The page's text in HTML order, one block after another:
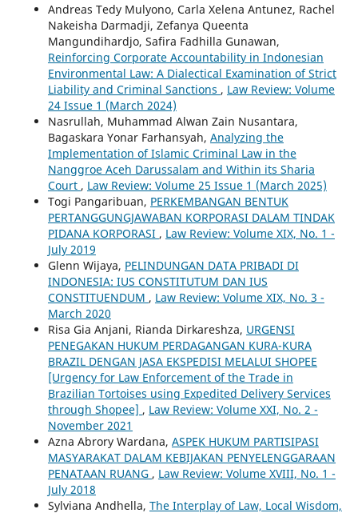
Andreas Tedy Mulyono, Carla Xelena Antunez, Rachel
Nakeisha Darmadji, Zefanya Queenta
Mangundihardjo, Safira Fadhilla Gunawan,
Reinforcing Corporate Accountability in Indonesian
Environmental Law: A Dialectical Examination of Strict
Liability and Criminal Sanctions , Law Review: Volume
24 Issue 1 (March 2024)
Nasrullah, Muhammad Alwan Zain Nusantara,
Bagaskara Yonar Farhansyah, Analyzing the
Implementation of Islamic Criminal Law in the
Nanggroe Aceh Darussalam and Within its Sharia
Court , Law Review: Volume 25 Issue 1 (March 2025)
Togi Pangaribuan, PERKEMBANGAN BENTUK
PERTANGGUNGJAWABAN KORPORASI DALAM TINDAK
PIDANA KORPORASI , Law Review: Volume XIX, No. 1 -
July 2019
Glenn Wijaya, PELINDUNGAN DATA PRIBADI DI
INDONESIA: IUS CONSTITUTUM DAN IUS
CONSTITUENDUM , Law Review: Volume XIX, No. 3 -
March 2020
Risa Gia Anjani, Rianda Dirkareshza, URGENSI
PENEGAKAN HUKUM PERDAGANGAN KURA-KURA
BRAZIL DENGAN JASA EKSPEDISI MELALUI SHOPEE
[Urgency for Law Enforcement of the Trade in
Brazilian Tortoises using Expedited Delivery Services
through Shopee] , Law Review: Volume XXI, No. 2 -
November 2021
Azna Abrory Wardana, ASPEK HUKUM PARTISIPASI
MASYARAKAT DALAM KEBIJAKAN PENYELENGGARAAN
PENATAAN RUANG , Law Review: Volume XVIII, No. 1 -
July 2018
Sylviana Andhella, The Interplay of Law, Local Wisdom,